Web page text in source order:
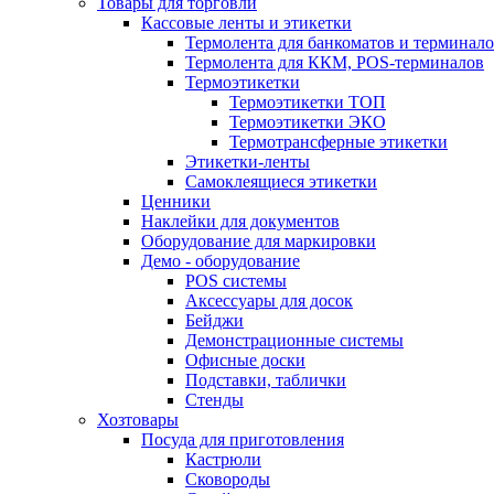
Кассовые ленты и этикетки
Термолента для банкоматов и
Термолента для ККМ, POS-терминалов
Термоэтикетки
Термоэтикетки ТОП
Термоэтикетки ЭКО
Термотрансферные этикетки
Этикетки-ленты
Самоклеящиеся этикетки
Ценники
Наклейки для документов
Оборудование для маркировки
Демо - оборудование
POS системы
Аксессуары для досок
Бейджи
Демонстрационные системы
Офисные доски
Подставки, таблички
Стенды
Хозтовары
Посуда для приготовления
Кастрюли
Сковороды